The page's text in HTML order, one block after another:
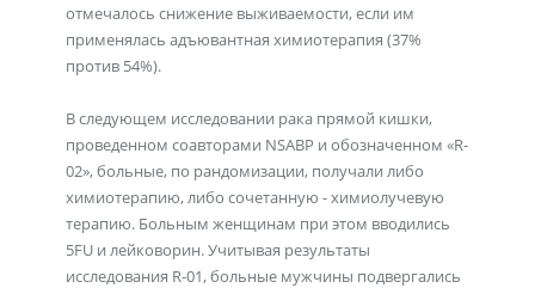
отмечалось снижение выживаемости, если им
применялась адъювантная химиотерапия (37%
против 54%).
В следующем исследовании рака прямой кишки,
проведенном соавторами NSABP и обозначенном «R-
02», больные, по рандомизации, получали либо
химиотерапию, либо сочетанную - химиолучевую
терапию. Больным женщинам при этом вводились
5FU и лейковорин. Учитывая результаты
исследования R-01, больные мужчины подвергались